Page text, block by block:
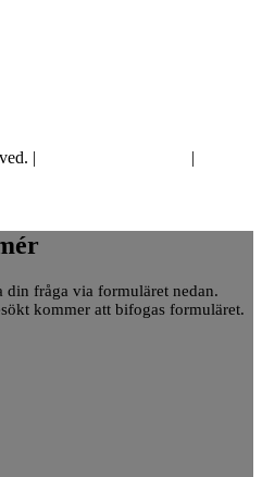
|
|
din fråga via formuläret nedan.
kommer att bifogas formuläret.